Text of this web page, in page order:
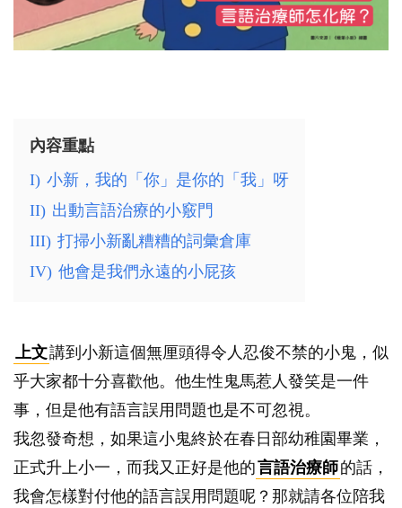
內容重點
I) 小新，我的「你」是你的「我」呀
II) 出動言語治療的小竅門
III) 打掃小新亂糟糟的詞彙倉庫
IV) 他會是我們永遠的小屁孩
上文講到小新這個無厘頭得令人忍俊不禁的小鬼，似
乎大家都十分喜歡他。他生性鬼馬惹人發笑是一件
事，但是他有語言誤用問題也是不可忽視。
我忽發奇想，如果這小鬼終於在春日部幼稚園畢業，
正式升上小一，而我又正好是他的言語治療師的話，
我會怎樣對付他的語言誤用問題呢？那就請各位陪我